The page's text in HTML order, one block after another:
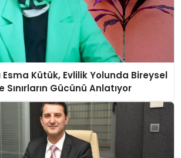
Esma Kütük, Evlilik Yolunda Bireysel
Sınırların Gücünü Anlatıyor